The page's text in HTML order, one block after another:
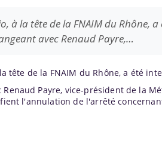
à la tête de la FNAIM du Rhône,
avec Renaud Payre,…
tête de la FNAIM du Rhône, a été
Renaud Payre, vice-président de la
l'annulation de l'arrêté